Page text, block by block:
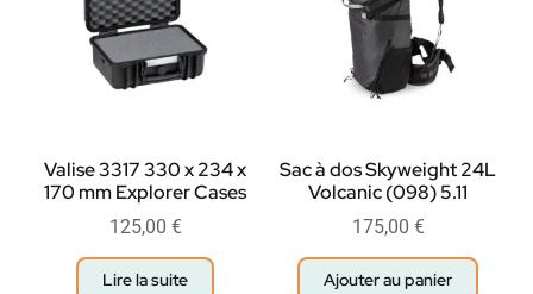
Valise 3317 330 x 234 x
170 mm Explorer Cases
125,00 €
Lire la suite
Sac à dos Skyweight 24L
Volcanic (098) 5.11
175,00 €
Ajouter au panier